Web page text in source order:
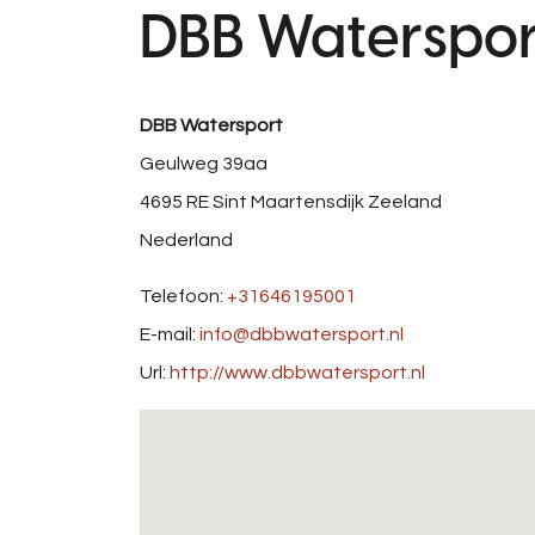
DBB
DBB Watersport
Geulweg 39aa
4695 RESint Maartensdijk Zeeland
Nederland
Telefoon: +31646195001
E-mail: info@dbbwatersport.nl
Url: http://www.dbbwatersport.nl